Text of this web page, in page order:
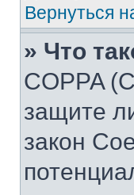
Вернуться
» Что
COPPA
защите
закон